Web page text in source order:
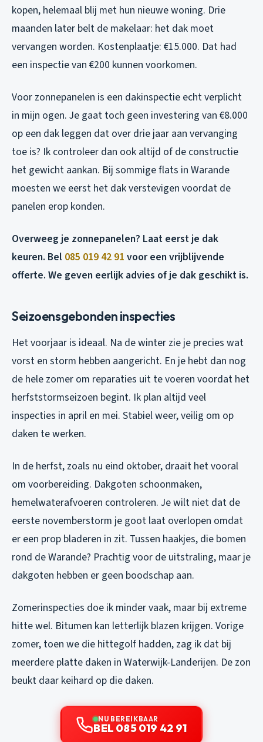
kopen, helemaal blij met hun nieuwe woning. Drie
maanden later belt de makelaar: het dak moet
vervangen worden. Kostenplaatje: €15.000. Dat had
een inspectie van €200 kunnen voorkomen.
Voor zonnepanelen is een dakinspectie echt verplicht
in mijn ogen. Je gaat toch geen investering van €8.000
op een dak leggen dat over drie jaar aan vervanging
toe is? Ik controleer dan ook altijd of de constructie
het gewicht aankan. Bij sommige flats in Warande
moesten we eerst het dak verstevigen voordat de
panelen erop konden.
Overweeg je zonnepanelen? Laat eerst je dak
keuren. Bel 085 019 42 91 voor een vrijblijvende
offerte. We geven eerlijk advies of je dak geschikt is.
Seizoensgebonden inspecties
Het voorjaar is ideaal. Na de winter zie je precies wat
vorst en storm hebben aangericht. En je hebt dan nog
de hele zomer om reparaties uit te voeren voordat het
herfststormseizoen begint. Ik plan altijd veel
inspecties in april en mei. Stabiel weer, veilig om op
daken te werken.
In de herfst, zoals nu eind oktober, draait het vooral
om voorbereiding. Dakgoten schoonmaken,
hemelwaterafvoeren controleren. Je wilt niet dat de
eerste novemberstorm je goot laat overlopen omdat
er een prop bladeren in zit. Tussen haakjes, die bomen
rond de Warande? Prachtig voor de uitstraling, maar je
dakgoten hebben er geen boodschap aan.
Zomerinspecties doe ik minder vaak, maar bij extreme
hitte wel. Bitumen kan letterlijk blazen krijgen. Vorige
zomer, toen we die hittegolf hadden, zag ik dat bij
meerdere platte daken in Waterwijk-Landerijen. De zon
beukt daar keihard op die daken.
NU BEREIKBAAR
BEL 085 019 42 91